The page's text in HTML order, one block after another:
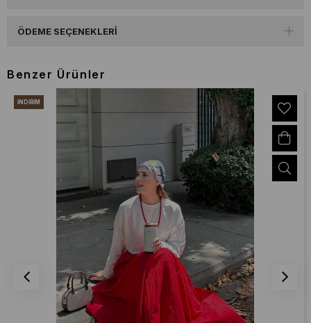
ÖDEME SEÇENEKLERI
Benzer Ürünler
İNDIRIM